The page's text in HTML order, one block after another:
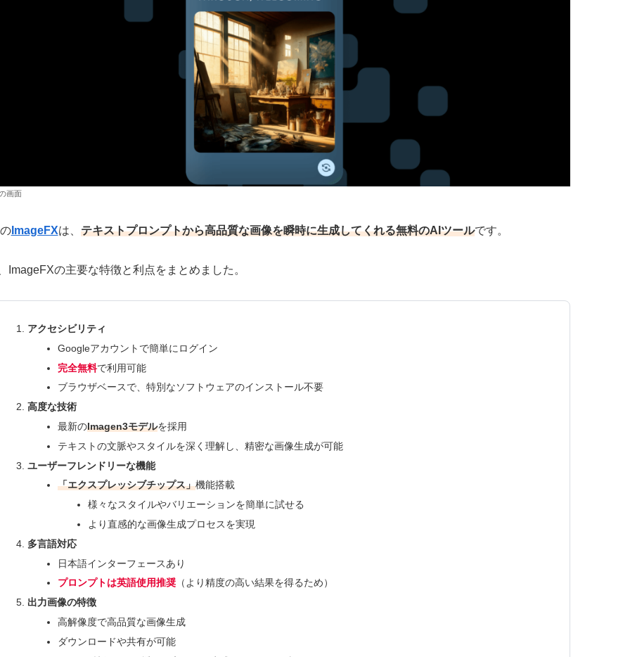
画面
ImageFXは、 テキストプロンプトから高品質な画像を瞬時に生成してくれる無料のAIツールです。
ImageFXの主要な特徴と利点をまとめました。
アクセシビリティ
Googleアカウントで簡単にログイン
完全無料で利用可能
ブラウザベースで、特別なソフトウェアのインストール不要
高度な技術
最新のImagen3モデルを採用
テキストの文脈やスタイルを深く理解し、精密な画像生成が可能
ユーザーフレンドリーな機能
「エクスプレッシブチップス」機能搭載
様々なスタイルやバリエーションを簡単に試せる
より直感的な画像生成プロセスを実現
多言語対応
日本語インターフェースあり
プロンプトは英語使用推奨 （より精度の高い結果を得るため）
出力画像の特徴
高解像度で高品質な画像生成
ダウンロードや共有が可能